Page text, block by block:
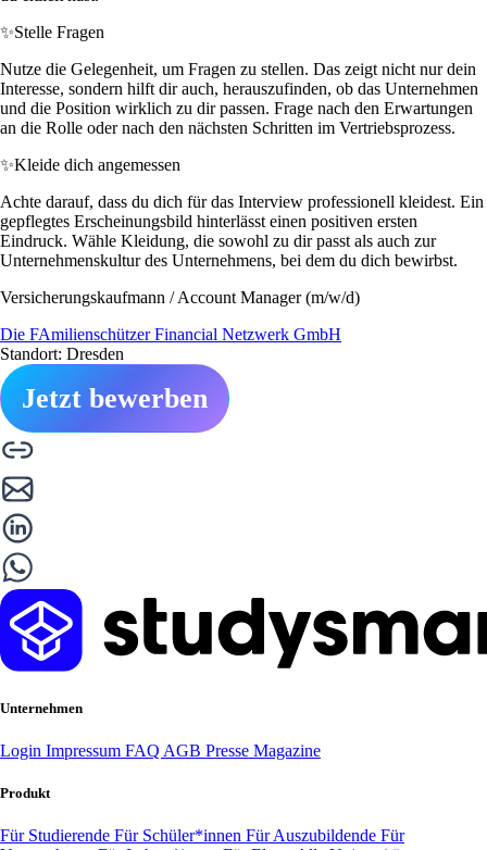
✨Stelle Fragen
Nutze die Gelegenheit, um Fragen zu stellen. Das zeigt nicht nur dein
Interesse, sondern hilft dir auch, herauszufinden, ob das Unternehmen
und die Position wirklich zu dir passen. Frage nach den Erwartungen
an die Rolle oder nach den nächsten Schritten im Vertriebsprozess.
✨Kleide dich angemessen
Achte darauf, dass du dich für das Interview professionell kleidest. Ein
gepflegtes Erscheinungsbild hinterlässt einen positiven ersten
Eindruck. Wähle Kleidung, die sowohl zu dir passt als auch zur
Unternehmenskultur des Unternehmens, bei dem du dich bewirbst.
Versicherungskaufmann / Account Manager (m/w/d)
Die FAmilienschützer Financial Netzwerk GmbH
Standort: Dresden
Jetzt bewerben
Unternehmen
Login Impressum FAQ AGB Presse Magazine
Produkt
Für Studierende Für Schüler*innen Für Auszubildende Für